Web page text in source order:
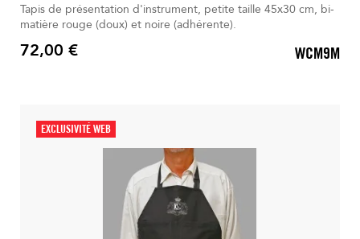
Tapis de présentation d'instrument, petite taille 45x30 cm, bi-
matière rouge (doux) et noire (adhérente).
Prix
72,00 € WCM9M
EXCLUSIVITÉ WEB